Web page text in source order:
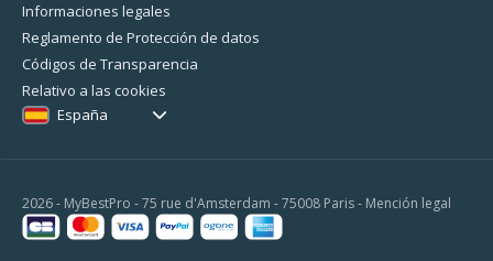
Informaciones legales
Reglamento de Protección de datos
Códigos de Transparencia
Relativo a las cookies
España
2026 - MyBestPro - 75 rue d'Amsterdam - 75008 Paris - Mención legal